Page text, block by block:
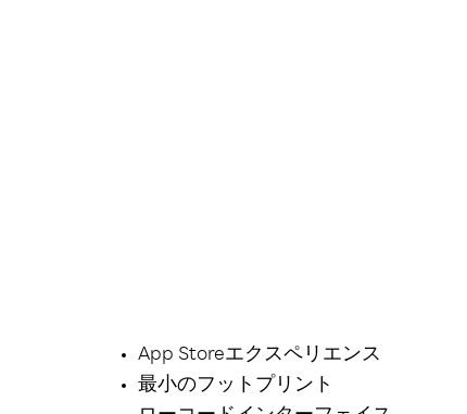
App Storeエクスペリエンス
最小のフットプリント